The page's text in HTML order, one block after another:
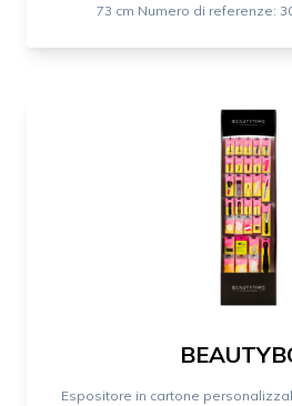
73 cm Numero di referenze:
Espositore in cartone